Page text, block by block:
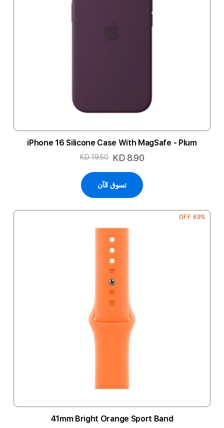
iPhone 16 Silicone Case With MagSafe - Plum
السعر
KD 8.90
KD 19.50
تسوق الآن
69% OFF
41mm Bright Orange Sport Band